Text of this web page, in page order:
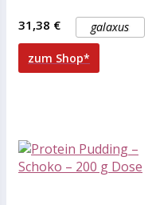
Polycarbonat?, welche
deine Tastatur perfekt
galaxus
31,38 €
zum Shop*